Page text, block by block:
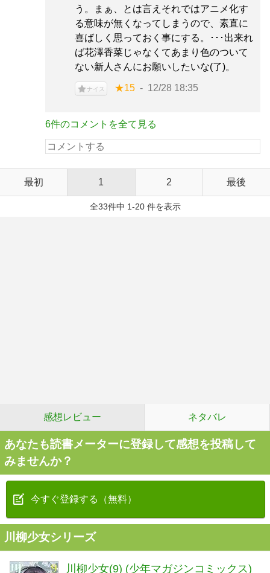
う。まぁ、とは言えそれではアニメ化す
る意味が無くなってしまうので、素直に
喜ばしく思っておく事にする。･･･出来れ
ば花澤香菜じゃなくてあまり色のついて
ない新人さんにお願いしたいな(了)。
ナイス ★15 12/28 18:35
6件のコメントを全て見る
最初 1 2 最後
全33件中 1-20 件を表示
感想レビュー ネタバレ
あなたも読書メーターに登録して感想を投稿して
みませんか？
今すぐ登録する（無料）
川柳少女シリーズ
川柳少女(9) (少年マガジンコミックス)